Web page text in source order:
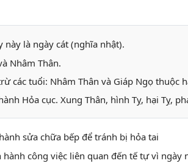
này là ngày cát (nghĩa nhật).
Nhâm Thân.
các tuổi: Nhâm Thân và Giáp Ngọ thuộc
Hỏa cục. Xung Thân, hình Tỵ, hại Tỵ,
sửa chữa bếp để tránh bị hỏa tai
công việc liên quan đến tế tự vì